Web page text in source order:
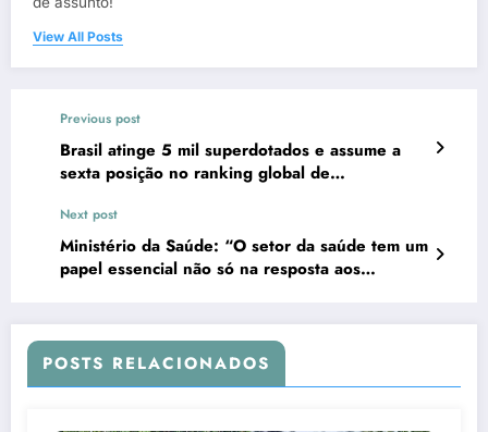
View All Posts
Previous post
Brasil atinge 5 mil superdotados e assume a
sexta posição no ranking global de
Next post
Ministério da Saúde: “O setor da saúde tem um
papel essencial não só na resposta aos
POSTS RELACIONADOS